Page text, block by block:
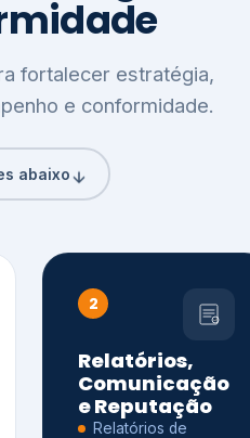
fortalecer estratégia,
e conformidade.
abaixo
2
Relatórios,
Comunicação
e Reputação
Relatórios de